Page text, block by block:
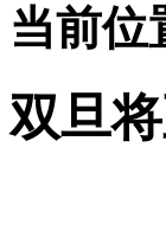
当前位
双旦